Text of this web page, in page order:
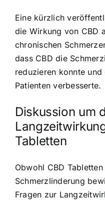
Eine kürzlich
die Wirkung von CBD
chronischen
dass CBD die
reduzieren konnte
Patienten verbesserte.
Diskussion um
Tabletten
Obwohl CBD
Schmerzlinderung
Fragen zur